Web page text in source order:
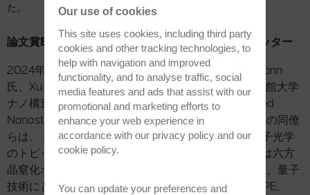
た。
論文賞BRONZE：2次元材料における単一光子エミッター
2024年度の論文賞銅賞受賞者であるMichael Neumann
氏、Xu Wei氏および韓国・水原 (Suwon) にある成均館大学
ナノ構造物理統合研究センター (Center for Integrated
Nanostructure Physics, Sungkyunkwan University) の同僚
らは、ドイツおよび日本のパートナーとともに、量子光学
のトピックに深く切り込みました。彼らの研究対象は六方
晶窒化ホウ素 (hBN, hexagonal boron nitride) であり、量子
技術にとって非常に興味深い単一光子エミッタ― (SPE,
Our use of cookies
This site uses cookies, including third party
cookies and other tracking technologies, to
help with navigation and improved
functionality, and to analyse traffic, social
media features and ads that assist with our
promotional and marketing efforts to
enhance your web experience in
accordance with our privacy policy and our
cookie policy.
You can update your preferences and